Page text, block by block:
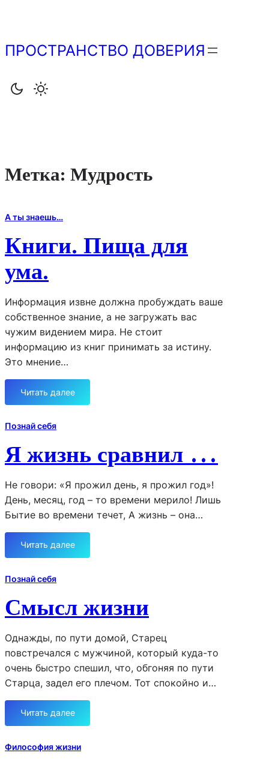
содержимому
ПРОСТРАНСТВО ДОВЕРИЯ
Метка: Мудрость
А ты знаешь…
Книги. Пища для
ума.
Информация извне должна пробуждать ваше
собственное знание, а не загружать вас
чужим видением мира. Не стоит
информацию из книг принимать за истину.
Это мнение…
Читать далее
:
н
г
и
П
и
щ
д
л
у
а
Познай себя
Я жизнь сравнил …
Не говори: «Я прожил день, я прожил год»!
День, месяц, год – то времени мерило! Лишь
Бытие во времени течет, А жизнь – она…
Читать далее
:
ж
з
н
с
р
а
в
Познай себя
Смысл жизни
Однажды, по пути домой, Старец
повстречался с мужчиной, который куда-то
очень быстро спешил, что, обгоняя по пути
Старца, задел его плечом. Тот спокойно и…
Читать далее
:
м
Философия жизни